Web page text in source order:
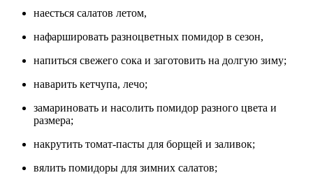
наесться салатов летом,
нафаршировать разноцветных помидор в сезон,
напиться свежего сока и заготовить на долгую зиму;
наварить кетчупа, лечо;
замариновать и насолить помидор разного цвета и
размера;
накрутить томат-пасты для борщей и заливок;
вялить помидоры для зимних салатов;